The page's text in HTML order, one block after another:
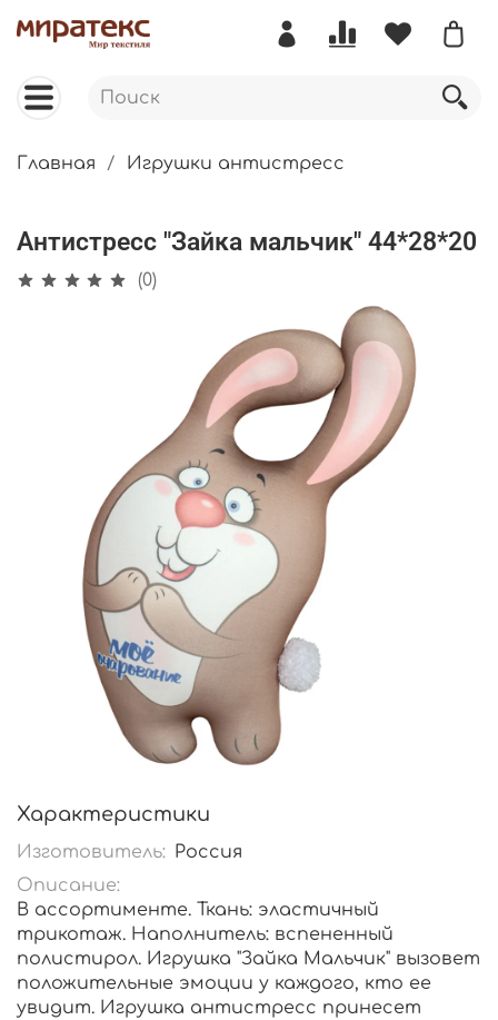
Главная Игрушки антистресс
Антистресс "Зайка мальчик" 44*28*20
(0)
Характеристики
Изготовитель: Россия
Описание:
В ассортименте. Ткань: эластичный
трикотаж. Наполнитель: вспененный
полистирол. Игрушка "Зайка Мальчик" вызовет
положительные эмоции у каждого, кто ее
увидит. Игрушка антистресс принесет